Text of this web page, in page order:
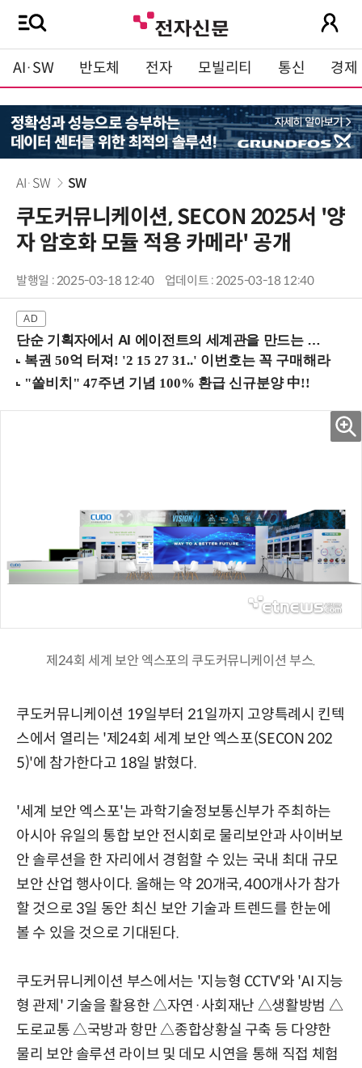
AI·SW 반도체 전자 모빌리티 통신 경제
AI·SW SW
쿠도커뮤니케이션, SECON 2025서 '양
자 암호화 모듈 적용 카메라' 공개
발행일 : 2025-03-18 12:40 업데이트 : 2025-03-18 12:40
단순 기획자에서 AI 에이전트의 세계관을 만드는 지식 설계자로.. (8/20 강남역)
제24회 세계 보안 엑스포의 쿠도커뮤니케이션 부스.
쿠도커뮤니케이션 19일부터 21일까지 고양특례시 킨텍
스에서 열리는 '제24회 세계 보안 엑스포(SECON 202
5)'에 참가한다고 18일 밝혔다.
'세계 보안 엑스포'는 과학기술정보통신부가 주최하는
아시아 유일의 통합 보안 전시회로 물리보안과 사이버보
안 솔루션을 한 자리에서 경험할 수 있는 국내 최대 규모
보안 산업 행사이다. 올해는 약 20개국, 400개사가 참가
할 것으로 3일 동안 최신 보안 기술과 트렌드를 한눈에
볼 수 있을 것으로 기대된다.
쿠도커뮤니케이션 부스에서는 '지능형 CCTV'와 'AI 지능
형 관제' 기술을 활용한 △자연·사회재난 △생활방범 △
도로교통 △국방과 항만 △종합상황실 구축 등 다양한
물리 보안 솔루션 라이브 및 데모 시연을 통해 직접 체험